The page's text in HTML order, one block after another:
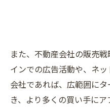
また、不動産会社の販売
インでの広告活動や、ネ
会社であれば、広範囲に
き、より多くの買い手に